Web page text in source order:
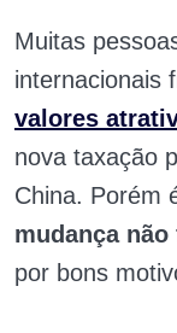
Muitas
internacionais
valores
nova taxação
China. Porém
mudança
por bons